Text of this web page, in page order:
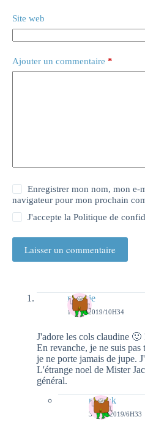
Site web
Ajouter un commentaire *
Enregistrer mon nom, mon e-
navigateur pour mon prochain
J'accepte laPolitique de
Laisser un commentaire
maggie
1 MAI 2019/10H34
J'adore les cols claudine 🙂
En revanche, je ne suis pas
je ne porte jamais de jupe.
L'étrange noel de Mister
général.
natieak
3 MAI 2019/6H33